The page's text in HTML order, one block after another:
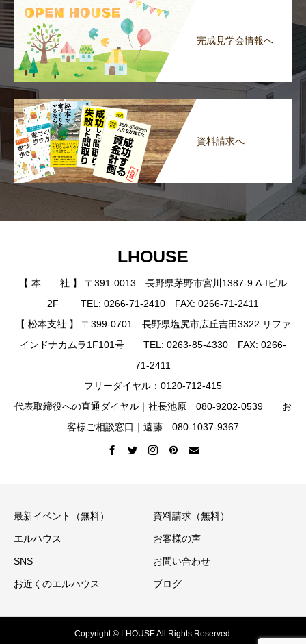
完成見学会情報へ
資料請求へ
LHOUSE
【 本 社 】 〒391-0013 長野県茅野市宮川1387-9 A-Iビル
2F TEL: 0266-71-2410 FAX: 0266-71-2411
【 松本支社 】 〒399-0701 長野県塩尻市広丘吉田3322 リファ
インドナカムラ1F101号 TEL: 0263-85-4330 FAX: 0266-
71-2411
フリーダイヤル：0120-712-415
代表取締役への直通ダイヤル｜社長池原 080-9202-0539 お
客様ご相談窓口｜遠藤 080-1037-9367
最新イベント（無料） 資料請求（無料）
エルハウス お客様の声
SNS お問い合わせ
お近くのエルハウス ブログ
Copyright © LHOUSE All Rights Reserved.